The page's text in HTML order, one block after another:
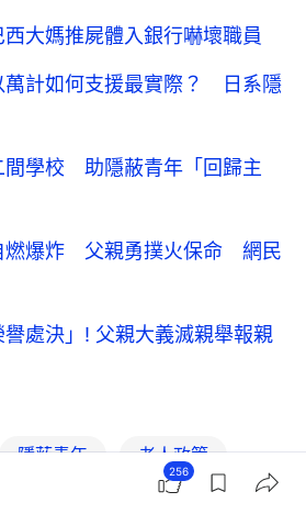
大媽推屍體入銀行嚇壞職員
萬計如何支援最實際？ 日系隱
間學校 助隱蔽青年「回歸主
燃爆炸 父親勇撲火保命 網民
處決」! 父親大義滅親舉報親
隱蔽青年 老人政策
256